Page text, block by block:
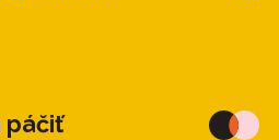
páčiť